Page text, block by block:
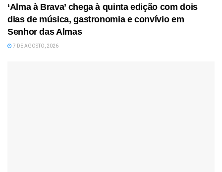
‘Alma à Brava’ chega à quinta edição com dois
dias de música, gastronomia e convívio em
Senhor das Almas
7 DE AGOSTO, 2026